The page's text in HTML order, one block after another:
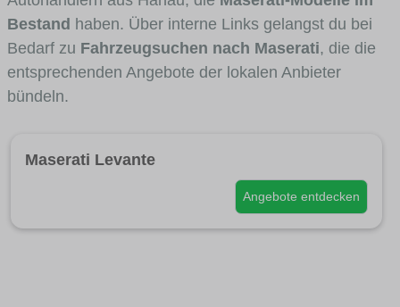
Bestand haben. Über interne Links gelangst du bei
Bedarf zu Fahrzeugsuchen nach Maserati, die die
entsprechenden Angebote der lokalen Anbieter
bündeln.
Maserati Levante
Angebote entdecken